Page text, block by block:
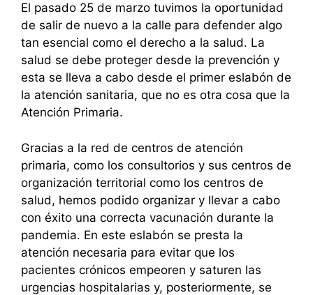
El pasado 25 de marzo tuvimos la oportunidad
de salir de nuevo a la calle para defender algo
tan esencial como el derecho a la salud. La
salud se debe proteger desde la prevención y
esta se lleva a cabo desde el primer eslabón de
la atención sanitaria, que no es otra cosa que la
Atención Primaria.
Gracias a la red de centros de atención
primaria, como los consultorios y sus centros de
organización territorial como los centros de
salud, hemos podido organizar y llevar a cabo
con éxito una correcta vacunación durante la
pandemia. En este eslabón se presta la
atención necesaria para evitar que los
pacientes crónicos empeoren y saturen las
urgencias hospitalarias y, posteriormente, se